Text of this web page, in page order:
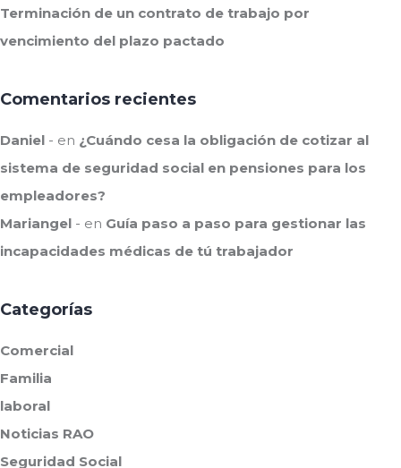
Terminación de un contrato de trabajo por
vencimiento del plazo pactado
Comentarios recientes
Daniel en ¿Cuándo cesa la obligación de cotizar al
sistema de seguridad social en pensiones para los
empleadores?
Mariangel
en Guía paso a paso para gestionar las
incapacidades médicas de tú trabajador
Categorías
Comercial
Familia
laboral
Noticias RAO
Seguridad Social